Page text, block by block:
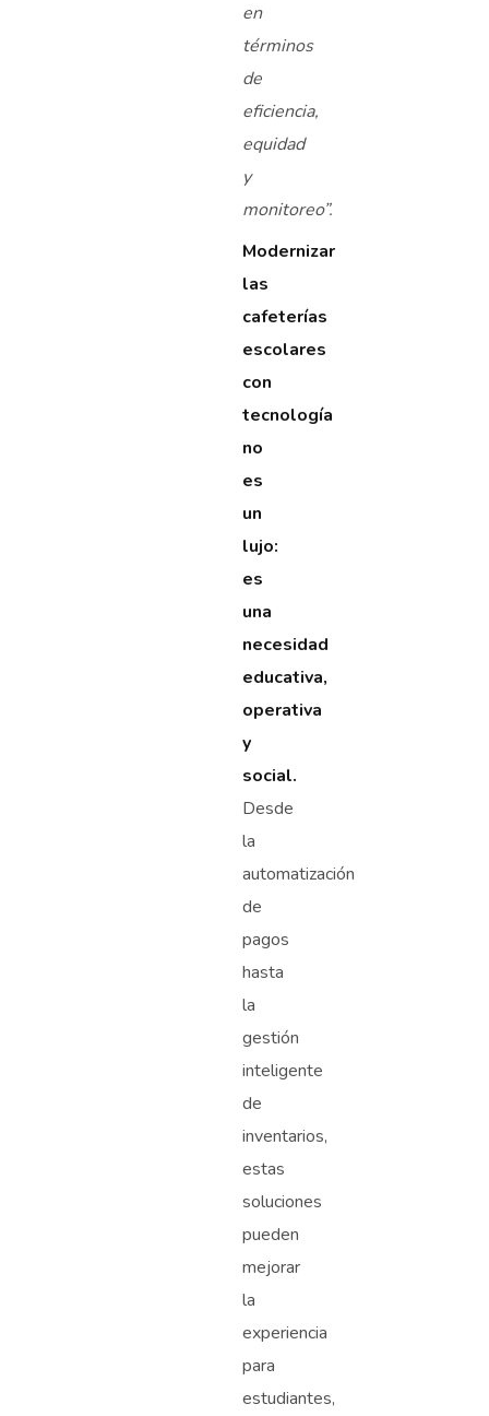
en
términos
de
eficiencia,
equidad
y
monitoreo”.
Modernizar
las
cafeterías
escolares
con
tecnología
no
es
un
lujo:
es
una
necesidad
educativa,
operativa
y
social.
Desde
la
automatización
de
pagos
hasta
la
gestión
inteligente
de
inventarios,
estas
soluciones
pueden
mejorar
la
experiencia
para
estudiantes,